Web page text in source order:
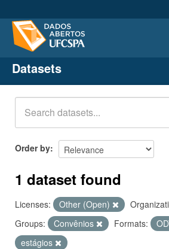
Datasets
Organizations
Groups
About
Datasets
Order by
1 dataset found
Licenses: Other (Open)
Groups:
Convênios Formats:
estágios